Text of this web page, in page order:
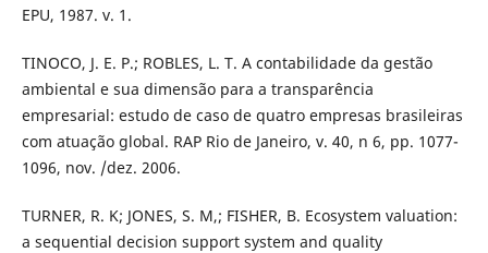
EPU, 1987. v. 1.
TINOCO, J. E. P.; ROBLES, L. T. A contabilidade da gestão
ambiental e sua dimensão para a transparência
empresarial: estudo de caso de quatro empresas brasileiras
com atuação global. RAP Rio de Janeiro, v. 40, n 6, pp. 1077-
1096, nov. /dez. 2006.
TURNER, R. K; JONES, S. M,; FISHER, B. Ecosystem valuation:
a sequential decision support system and quality